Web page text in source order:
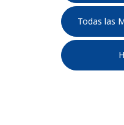
Todas las